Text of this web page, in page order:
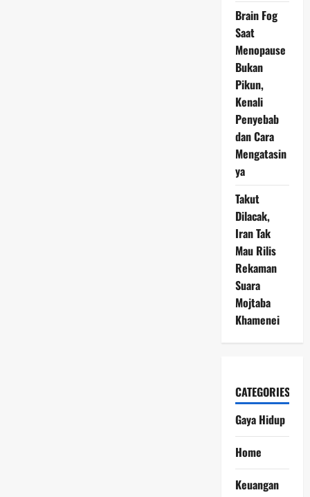
Brain Fog
Saat
Menopause
Bukan
Pikun,
Kenali
Penyebab
dan Cara
Mengatasin
ya
Takut
Dilacak,
Iran Tak
Mau Rilis
Rekaman
Suara
Mojtaba
Khamenei
CATEGORIES
Gaya Hidup
Home
Keuangan